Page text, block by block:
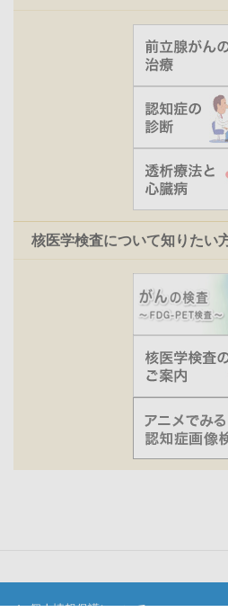
核医学検査について知りたい
個人情報保護について